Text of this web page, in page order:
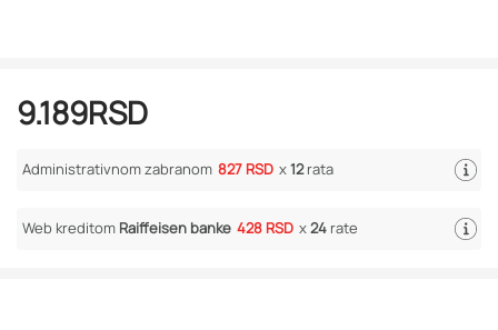
9.189RSD
Administrativnom zabranom 827 RSD x12rata
Web kreditom Raiffeisen banke 428 RSD x24 rate